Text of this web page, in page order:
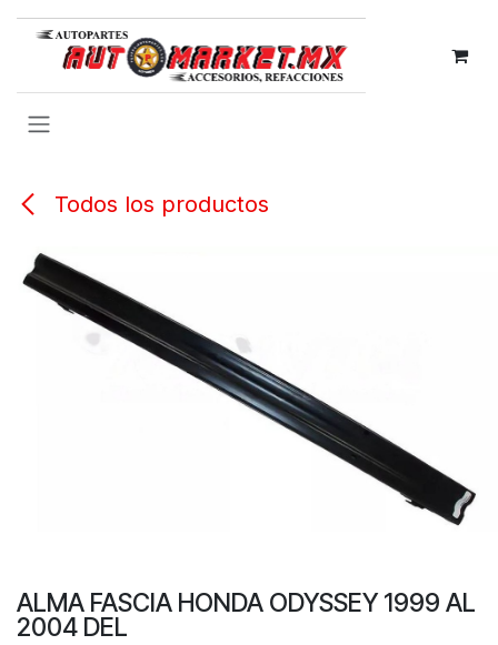
Todos los productos
ALMA FASCIA HONDA ODYSSEY 1999 AL
2004 DEL